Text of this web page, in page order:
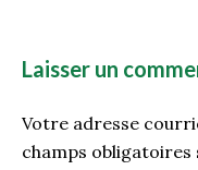
Laisser un
Votre adresse
champs obligatoires